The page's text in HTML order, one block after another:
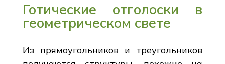
Готические отголоски в
геометрическом свете
Из прямоугольников и треугольников